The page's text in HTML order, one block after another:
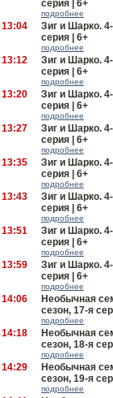
серия | 6+
подробнее
13:04
Зиг и Шарко.
серия | 6+
подробнее
13:12
Зиг и Шарко.
серия | 6+
подробнее
13:20
Зиг и Шарко.
серия | 6+
подробнее
13:27
Зиг и Шарко.
серия | 6+
подробнее
13:35
Зиг и Шарко.
серия | 6+
подробнее
13:43
Зиг и Шарко.
серия | 6+
подробнее
13:51
Зиг и Шарко.
серия | 6+
подробнее
13:59
Зиг и Шарко.
серия | 6+
подробнее
14:06
Необычная
сезон, 17-я
подробнее
14:18
Необычная
сезон, 18-я
подробнее
14:29
Необычная
сезон, 19-я
подробнее